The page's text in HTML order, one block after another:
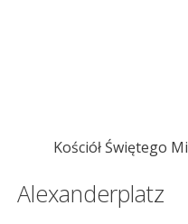
Kościół Świętego
Alexanderplatz